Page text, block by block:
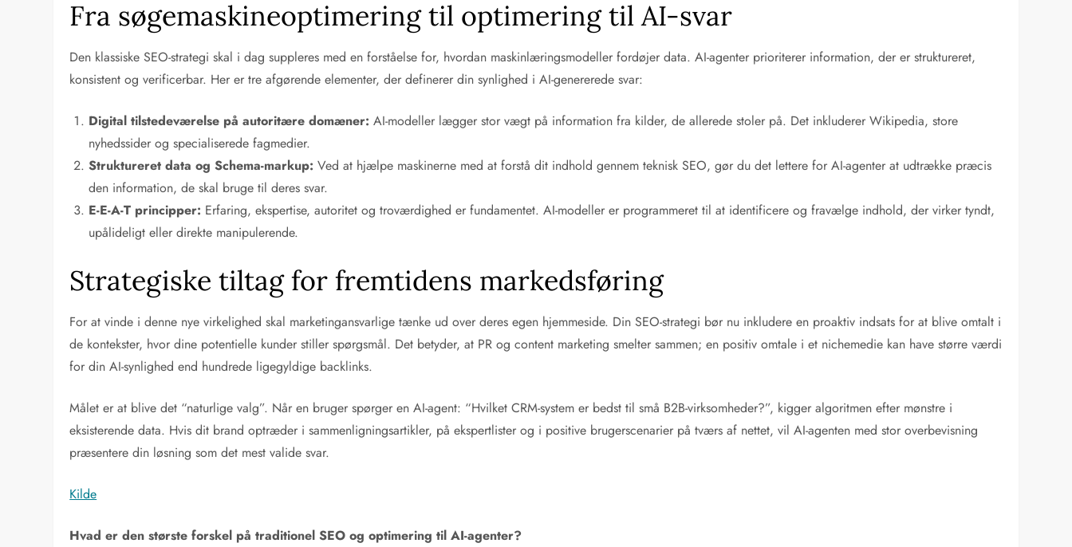
Fra søgemaskineoptimering til optimering til AI-svar
Den klassiske SEO-strategi skal i dag suppleres med en forståelse for, hvordan maskinlæringsmodeller fordøjer data. AI-agenter prioriterer information, der er struktureret,
konsistent og verificerbar. Her er tre afgørende elementer, der definerer din synlighed i AI-genererede svar:
Digital tilstedeværelse på autoritære domæner: AI-modeller lægger stor vægt på information fra kilder, de allerede stoler på. Det inkluderer Wikipedia, store
nyhedssider og specialiserede fagmedier.
Struktureret data og Schema-markup: Ved at hjælpe maskinerne med at forstå dit indhold gennem teknisk SEO, gør du det lettere for AI-agenter at udtrække præcis
den information, de skal bruge til deres svar.
E-E-A-T principper: Erfaring, ekspertise, autoritet og troværdighed er fundamentet. AI-modeller er programmeret til at identificere og fravælge indhold, der virker tyndt,
upålideligt eller direkte manipulerende.
Strategiske tiltag for fremtidens markedsføring
For at vinde i denne nye virkelighed skal marketingansvarlige tænke ud over deres egen hjemmeside. Din SEO-strategi bør nu inkludere en proaktiv indsats for at blive omtalt i
de kontekster, hvor dine potentielle kunder stiller spørgsmål. Det betyder, at PR og content marketing smelter sammen; en positiv omtale i et nichemedie kan have større værdi
for din AI-synlighed end hundrede ligegyldige backlinks.
Målet er at blive det “naturlige valg”. Når en bruger spørger en AI-agent: “Hvilket CRM-system er bedst til små B2B-virksomheder?”, kigger algoritmen efter mønstre i
eksisterende data. Hvis dit brand optræder i sammenligningsartikler, på ekspertlister og i positive brugerscenarier på tværs af nettet, vil AI-agenten med stor overbevisning
præsentere din løsning som det mest valide svar.
Kilde
Hvad er den største forskel på traditionel SEO og optimering til AI-agenter?